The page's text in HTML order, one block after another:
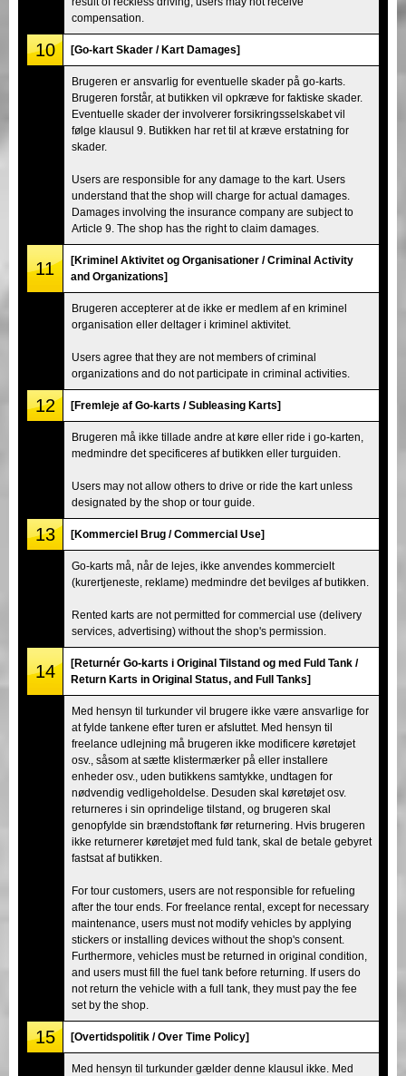
compensation.
10 [Go-kart Skader / Kart Damages]
Brugeren er ansvarlig for eventuelle skader på go-karts.
Brugeren forstår, at butikken vil opkræve for faktiske skader.
Eventuelle skader der involverer forsikringsselskabet vil
følge klausul 9. Butikken har ret til at kræve erstatning for
skader.
Users are responsible for any damage to the kart. Users
understand that the shop will charge for actual damages.
Damages involving the insurance company are subject to
Article 9. The shop has the right to claim damages.
11
[Kriminel Aktivitet og Organisationer / Criminal Activity
and Organizations]
Brugeren accepterer at de ikke er medlem af en kriminel
organisation eller deltager i kriminel aktivitet.
Users agree that they are not members of criminal
organizations and do not participate in criminal activities.
12 [Fremleje af Go-karts / Subleasing Karts]
Brugeren må ikke tillade andre at køre eller ride i go-karten,
medmindre det specificeres af butikken eller turguiden.
Users may not allow others to drive or ride the kart unless
designated by the shop or tour guide.
13 [Kommerciel Brug / Commercial Use]
Go-karts må, når de lejes, ikke anvendes kommercielt
(kurertjeneste, reklame) medmindre det bevilges af butikken.
Rented karts are not permitted for commercial use (delivery
services, advertising) without the shop's permission.
14
[Returnér Go-karts i Original Tilstand og med Fuld Tank /
Return Karts in Original Status, and Full Tanks]
Med hensyn til turkunder vil brugere ikke være ansvarlige for
at fylde tankene efter turen er afsluttet. Med hensyn til
freelance udlejning må brugeren ikke modificere køretøjet
osv., såsom at sætte klistermærker på eller installere
enheder osv., uden butikkens samtykke, undtagen for
nødvendig vedligeholdelse. Desuden skal køretøjet osv.
returneres i sin oprindelige tilstand, og brugeren skal
genopfylde sin brændstoftank før returnering. Hvis brugeren
ikke returnerer køretøjet med fuld tank, skal de betale gebyret
fastsat af butikken.
For tour customers, users are not responsible for refueling
after the tour ends. For freelance rental, except for necessary
maintenance, users must not modify vehicles by applying
stickers or installing devices without the shop's consent.
Furthermore, vehicles must be returned in original condition,
and users must fill the fuel tank before returning. If users do
not return the vehicle with a full tank, they must pay the fee
set by the shop.
15 [Overtidspolitik / Over Time Policy]
Med hensyn til turkunder gælder denne klausul ikke. Med